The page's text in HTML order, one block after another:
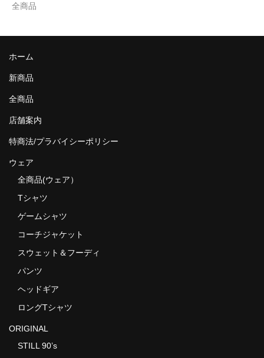
全商品
ホーム
新商品
全商品
店舗案内
特商法/プラバイシーポリシー
ウェア
全商品(ウェア）
Tシャツ
ゲームシャツ
コーチジャケット
スウェット＆フーディ
パンツ
ヘッドギア
ロングTシャツ
ORIGINAL
STILL 90’s